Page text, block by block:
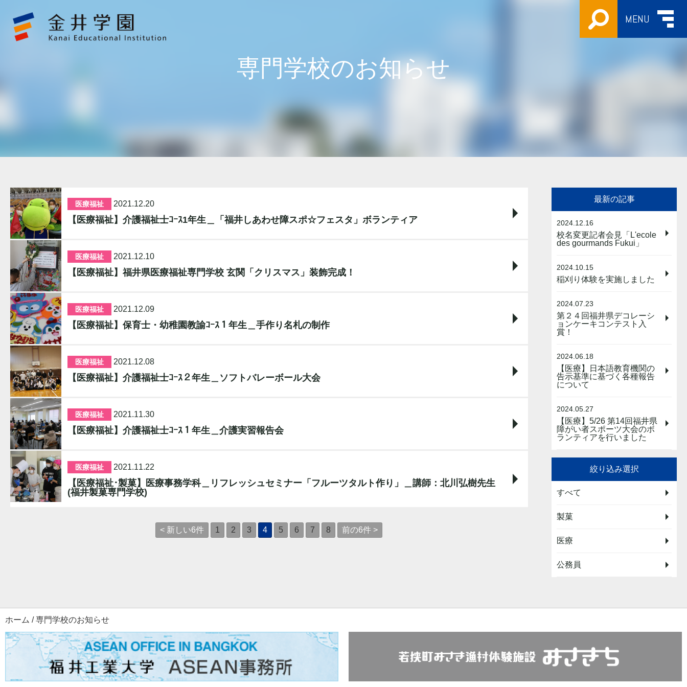
MENU
専門学校のお知らせ
医療福祉 2021.12.20
【医療福祉】介護福祉士ｺｰｽ1年生＿「福井しあわせ障スポ☆フェスタ」ボランティア
医療福祉 2021.12.10
【医療福祉】福井県医療福祉専門学校 玄関「クリスマス」装飾完成！
医療福祉 2021.12.09
【医療福祉】保育士・幼稚園教諭ｺｰｽ１年生＿手作り名札の制作
医療福祉 2021.12.08
【医療福祉】介護福祉士ｺｰｽ２年生＿ソフトバレーボール大会
医療福祉 2021.11.30
【医療福祉】介護福祉士ｺｰｽ１年生＿介護実習報告会
医療福祉 2021.11.22
【医療福祉･製菓】医療事務学科＿リフレッシュセミナー「フルーツタルト作り」＿講師：北川弘樹先生
(福井製菓専門学校)
< 新しい6件 1 2 3 4 5 6 7 8 前の6件 >
最新の記事
2024.12.16
校名変更記者会見「L'ecole
des gourmands Fukui」
2024.10.15
稲刈り体験を実施しました
2024.07.23
第２４回福井県デコレーシ
ョンケーキコンテスト入
賞！
2024.06.18
【医療】日本語教育機関の
告示基準に基づく各種報告
について
2024.05.27
【医療】5/26 第14回福井県
障がい者スポーツ大会のボ
ランティアを行いました
絞り込み選択
すべて
製菓
医療
公務員
ホーム /専門学校のお知らせ